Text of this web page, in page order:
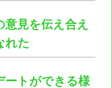
意見を伝え合え
れた
ートができる様